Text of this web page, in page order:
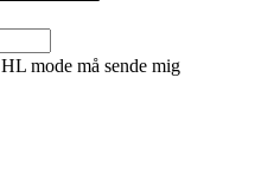
mode må sende mig